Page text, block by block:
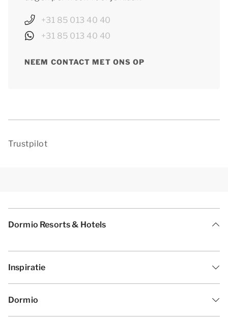
+31 85 013 40 40
+31 85 013 40 40
NEEM CONTACT MET ONS OP
Trustpilot
Dormio Resorts & Hotels
Inspiratie
Dormio